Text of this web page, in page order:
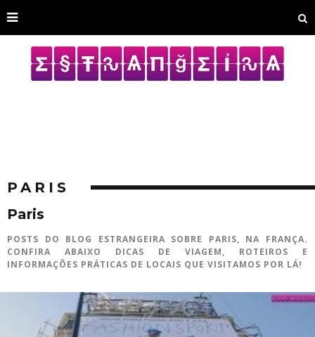
PARIS
Paris
POSTS DO BLOG ESTRANGEIRA SOBRE PARIS, NA FRANÇA.
CONFIRA ABAIXO DICAS DE VIAGEM, ROTEIROS E
INFORMAÇÕES PRÁTICAS DE LOCAIS QUE VISITAMOS POR LÁ!